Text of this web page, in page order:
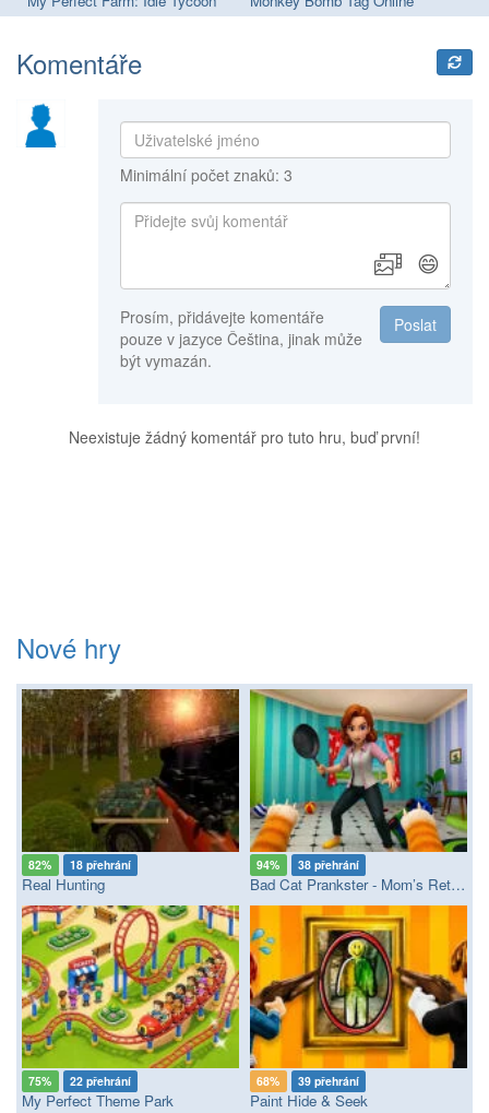
Komentáře
Minimální počet znaků: 3
😄
Poslat
Prosím, přidávejte komentáře
pouze v jazyce Čeština, jinak může
být vymazán.
Neexistuje žádný komentář pro tuto hru, buď první!
Nové hry
82% 18 přehrání
Real Hunting
94% 38 přehrání
Bad Cat Prankster - Mom’s Return
75% 22 přehrání
My Perfect Theme Park
68% 39 přehrání
Paint Hide & Seek